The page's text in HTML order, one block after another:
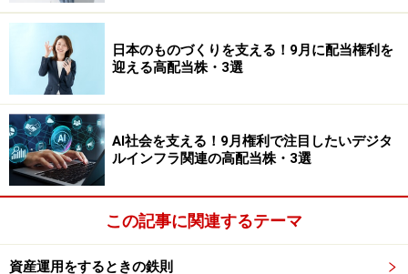
ね。
しかしその後、おかげさまで順調に収入が上がっていき
まして。部長職になったときには、年収が1800万円くら
いあったので、“この先は何とかなる”という気持ちにな
れました。
※本記事は、公式YouTubeチャンネル「All About マネ
」で連載している『億り人たちに訊く！～匿名で語る
億の裏側～』の内容を一部編集してお届けしています。
日本のものづくりを支える！9月に配当権利を
迎える高配当株・3選
AI社会を支える！9月権利で注目したいデジタ
ルインフラ関連の高配当株・3選
この記事に関連するテーマ
資産運用をするときの鉄則